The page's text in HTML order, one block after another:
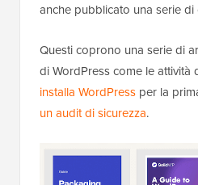
anche pubblicato una serie
Questi coprono una serie di
di WordPress come le
installa WordPress per la
un audit di sicurezza.